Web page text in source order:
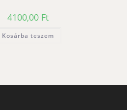
4100,00 Ft
Kosárba teszem